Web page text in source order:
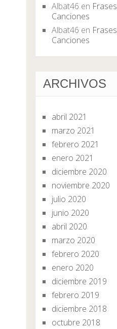
Albat46 en
Canciones
Albat46 en
Canciones
ARCHIVOS
abril 2021
marzo 2021
febrero 2021
enero 2021
diciembre 2020
noviembre 2020
julio 2020
junio 2020
abril 2020
marzo 2020
febrero 2020
enero 2020
diciembre 2019
febrero 2019
diciembre 2018
octubre 2018